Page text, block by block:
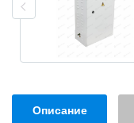
Описание